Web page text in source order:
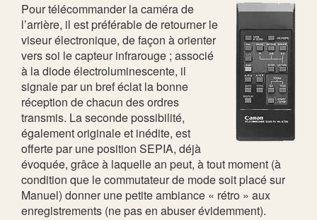
Pour télécommander la caméra de
l’arrière, il est préférable de retourner le
viseur électronique, de façon à orienter
vers soi le capteur infrarouge ; associé
à la diode électroluminescente, il
signale par un bref éclat la bonne
réception de chacun des ordres
transmis. La seconde possibilité,
également originale et inédite, est
offerte par une position SEPIA, déjà
évoquée, grâce à laquelle an peut, à tout moment (à
condition que le commutateur de mode soit placé sur
Manuel) donner une petite ambiance « rétro » aux
enregistrements (ne pas en abuser évidemment).